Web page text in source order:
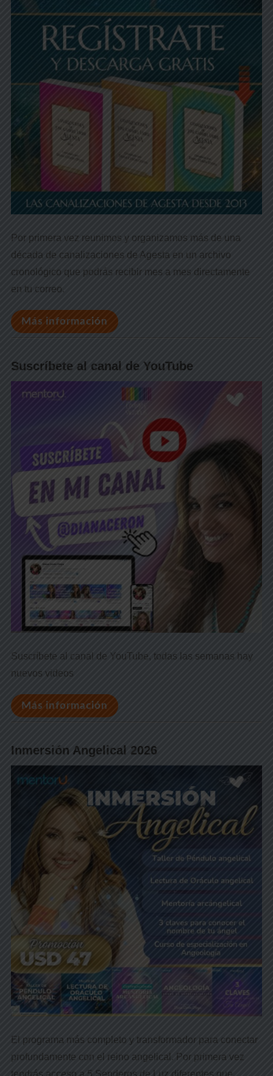
Por primera vez reunimos y organizamos más de una
década de canalizaciones de Agesta en un archivo
cronológico que podrás recibir mes a mes directamente
en tu correo.
Más información
Suscríbete al canal de YouTube
Suscríbete al canal de YouTube, todas las semanas hay
nuevos videos
Más información
Inmersión Angelical 2026
El programa más completo y transformador para conectar
profundamente con el reino angelical. Por primera vez
tendrás acceso a 5 Senderos de Luz diferentes que